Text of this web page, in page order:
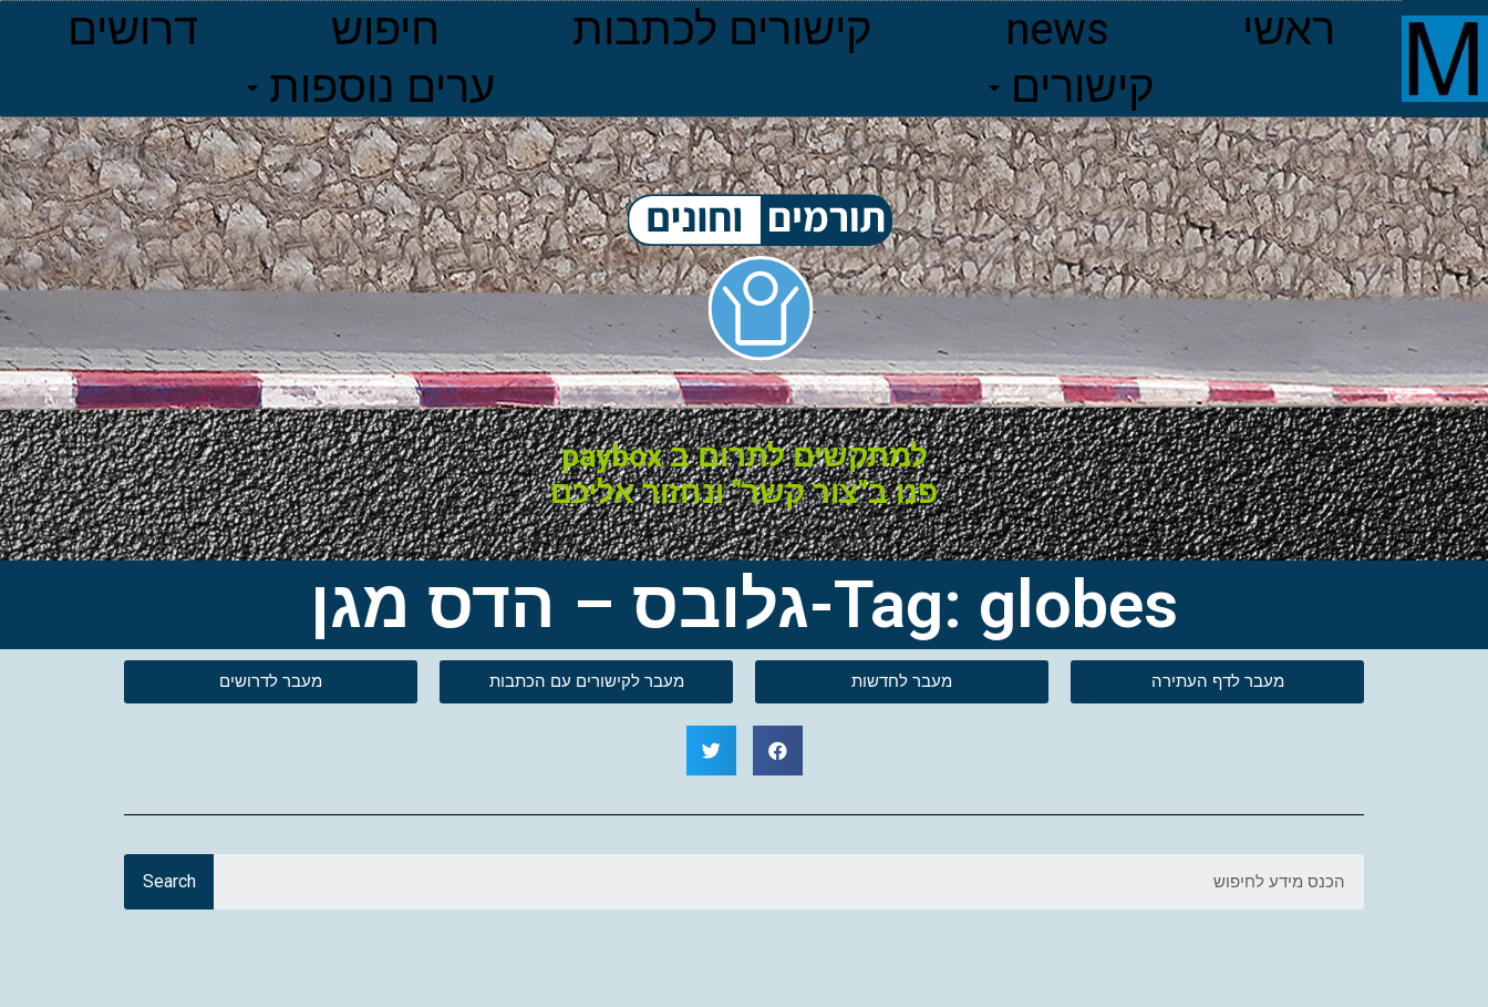
ראשי news קישורים לכתבות חיפוש
דרושים
קישורים
ערים נוספות
למתקשים לתרום ב paybox
פנו ב"צור קשר" ונחזור אליכם
Tag: globes-גלובס – הדס מגן
מעבר לדף העתירה מעבר לחדשות מעבר לקישורים עם הכתבות מעבר לדרושים
Search